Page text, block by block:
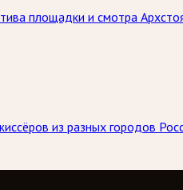
площадки и смотра
из разных городов